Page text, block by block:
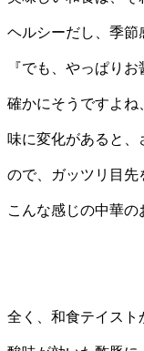
ヘルシーだし、季節
『でも、やっぱり
確かにそうですよね、
味に変化があると、
ので、ガッツリ目先
こんな感じの中華
・ 柔らか
・ ワンタ
全く、和食テイスト